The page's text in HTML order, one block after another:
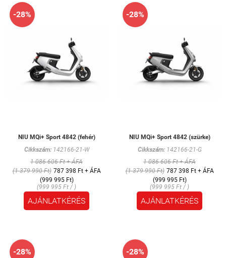
-28%
NIU MQi+ Sport 4842 (fehér)
Cikkszám:142166-21-W
1 086 606 Ft + ÁFA
(1 379 990 Ft) 787 398 Ft + ÁFA
(999 995 Ft)
(999 995 Ft / )
AJÁNLATKÉRÉS
-28%
NIU MQi+ Sport 4842 (szürke)
Cikkszám:142166-21-G
1 086 606 Ft + ÁFA
(1 379 990 Ft) 787 398 Ft + ÁFA
(999 995 Ft)
(999 995 Ft / )
AJÁNLATKÉRÉS
-28% -28%